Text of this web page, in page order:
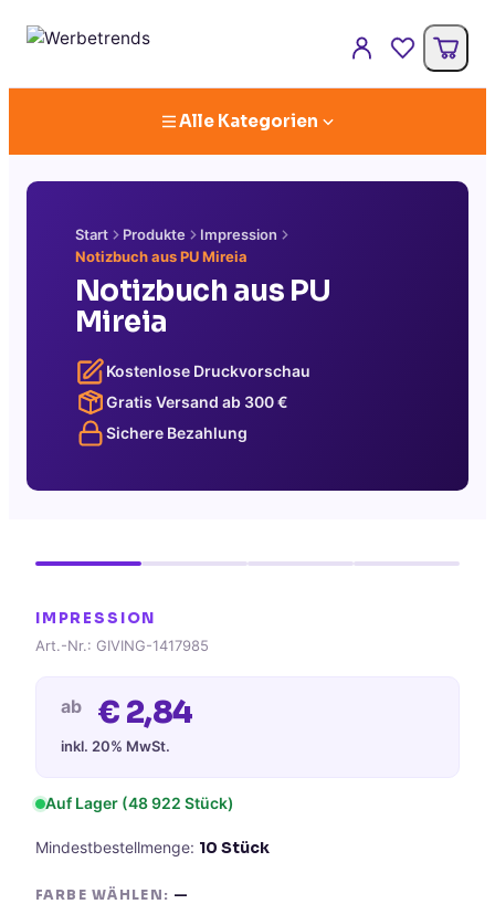
Alle Kategorien
Start Produkte
Impression
Notizbuch aus PU Mireia
Notizbuch aus PU
Mireia
Kostenlose Druckvorschau
Gratis Versand ab 300€
Sichere Bezahlung
IMPRESSION
Art.-Nr.: GIVING-1417985
ab € 2,84
inkl. 20% MwSt.
Auf Lager (48 922 Stück)
Mindestbestellmenge: 10 Stück
FARBE WÄHLEN: —